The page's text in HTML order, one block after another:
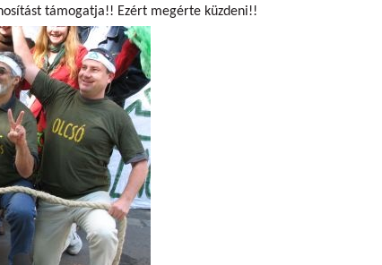
támogatja!! Ezért megérte küzdeni!!